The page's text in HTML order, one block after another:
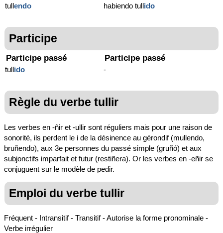
tullendo habiendo tullido
Participe
Participe passé
tullido
Participe passé
-
Règle du verbe tullir
Les verbes en -ñir et -ullir sont réguliers mais pour une raison de
sonorité, ils perdent le i de la désinence au gérondif (mullendo,
bruñendo), aux 3e personnes du passé simple (gruñó) et aux
subjonctifs imparfait et futur (restiñera). Or les verbes en -eñir se
conjuguent sur le modèle de pedir.
Emploi du verbe tullir
Fréquent - Intransitif - Transitif - Autorise la forme pronominale -
Verbe irrégulier